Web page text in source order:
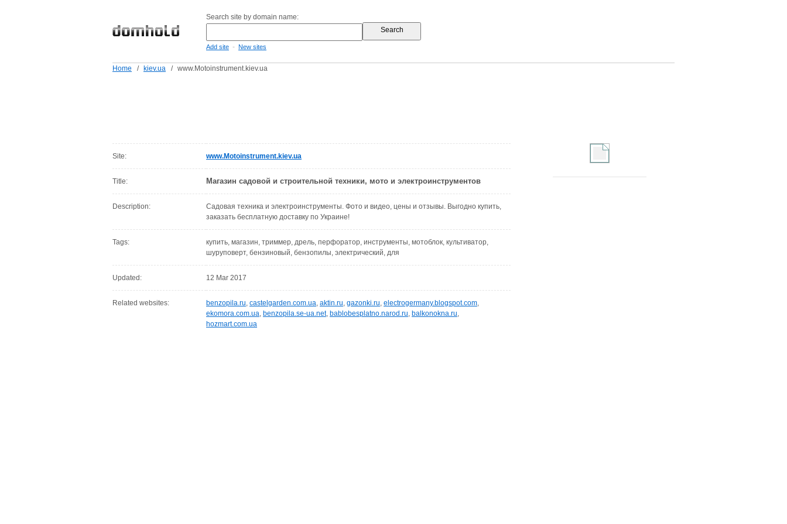
Search site by domain name:
Add site - New sites
Home / kiev.ua / www.Motoinstrument.kiev.ua
Site: www.Motoinstrument.kiev.ua
Title: Магазин садовой и строительной техники, мото и электроинструментов
Description:
Садовая техника и электроинструменты. Фото и видео, цены и отзывы. Выгодно купить,
заказать бесплатную доставку по Украине!
Tags:
купить, магазин, триммер, дрель, перфоратор, инструменты, мотоблок, культиватор,
шуруповерт, бензиновый, бензопилы, электрический, для
Updated: 12 Mar 2017
Related websites: benzopila.ru, castelgarden.com.ua, aktin.ru, gazonki.ru, electrogermany.blogspot.com,
ekomora.com.ua, benzopila.se-ua.net, bablobesplatno.narod.ru, balkonokna.ru,
hozmart.com.ua